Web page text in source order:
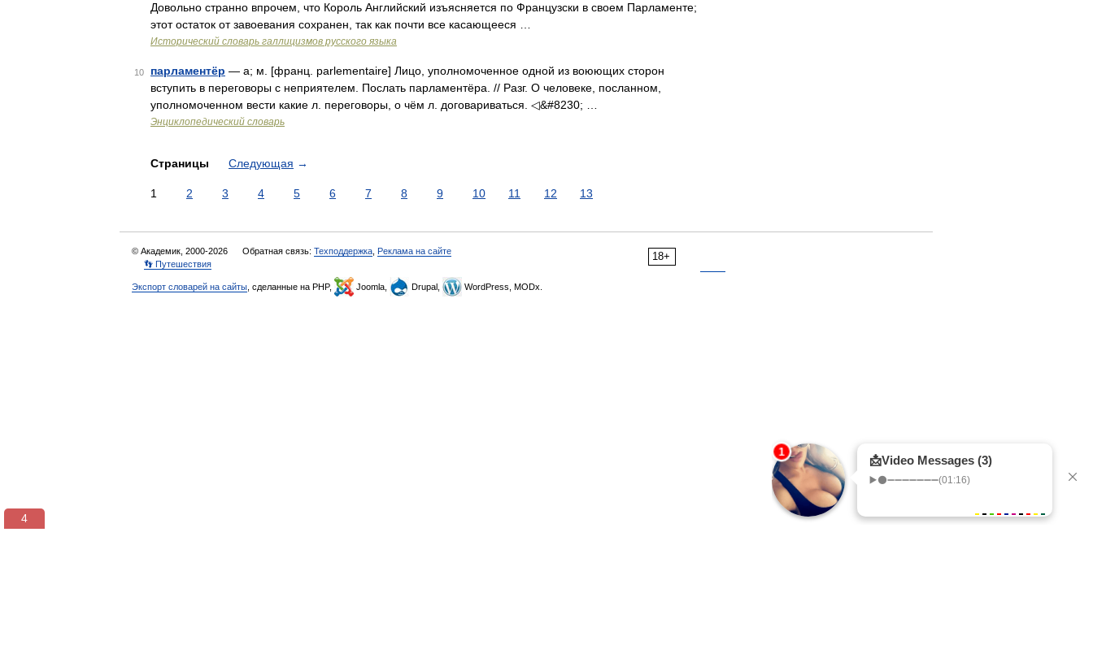
Довольно странно впрочем, что Король Английский изъясняется по Французски в своем Парламенте;
этот остаток от завоевания сохранен, так как почти все касающееся …
Исторический словарь галлицизмов русского языка
10 парламентёр — а; м. [франц. parlementaire] Лицо, уполномоченное одной из воюющих сторон
вступить в переговоры с неприятелем. Послать парламентёра. // Разг. О человеке, посланном,
уполномоченном вести какие л. переговоры, о чём л. договариваться. ◁&#8230; …
Энциклопедический словарь
Страницы Следующая →
1 2 3 4 5 6 7 8 9 10 11 12 13
18+
© Академик, 2000-2026 Обратная связь: Техподдержка Реклама на сайте
👣 Путешествия
Экспорт словарей на сайты , сделанные на PHP, Joomla, Drupal, WordPress, MODx.
3